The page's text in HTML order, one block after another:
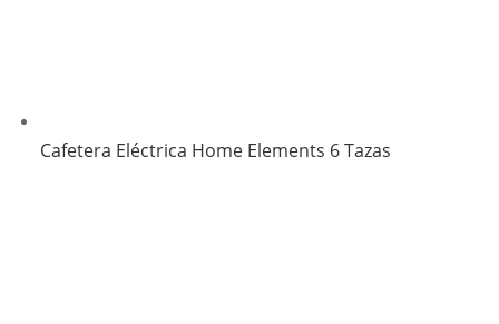
Cafetera Eléctrica Home Elements 6 Tazas